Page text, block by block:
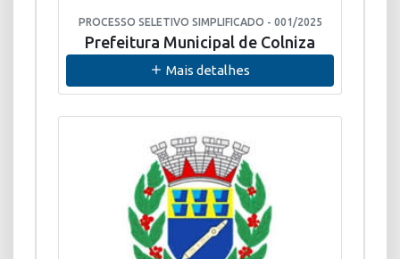
PROCESSO SELETIVO SIMPLIFICADO - 001/2025
Prefeitura Municipal de Colniza
Mais detalhes